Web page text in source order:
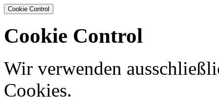
Cookie Control
Cookie Control
Wir verwenden
Cookies.